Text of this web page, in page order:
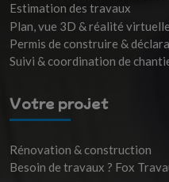
Estimation des travaux
Plan, vue 3D & réalité virtuelle
Permis de construire &
Suivi & coordination de
Votre projet
Rénovation & construction
Besoin de travaux ? Fox